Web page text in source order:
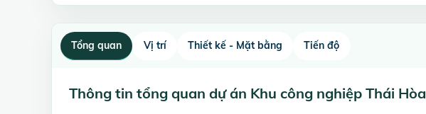
Tổng quan Vị trí Thiết kế - Mặt bằng Tiến độ
Thông tin tổng quan dự án Khu công nghiệp Thái Hòa